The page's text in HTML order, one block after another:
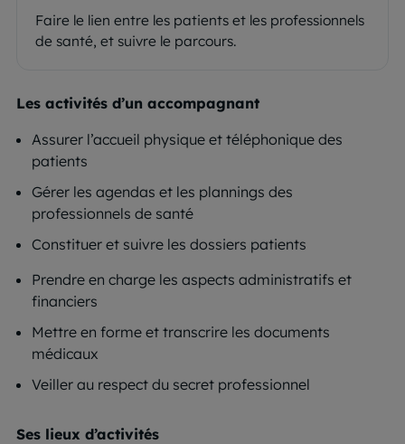
Faire le lien entre les patients et les professionnels
de santé, et suivre le parcours.
Les activités d’un accompagnant
Assurer l’accueil physique et téléphonique des
patients
Gérer les agendas et les plannings des
professionnels de santé
Constituer et suivre les dossiers patients
Prendre en charge les aspects administratifs et
financiers
Mettre en forme et transcrire les documents
médicaux
Veiller au respect du secret professionnel
Ses lieux d’activités